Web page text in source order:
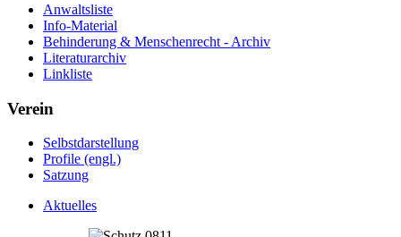
Anwaltsliste
Info-Material
Behinderung & Menschenrecht - Archiv
Literaturarchiv
Linkliste
Verein
Selbstdarstellung
Profile (engl.)
Satzung
Aktuelles